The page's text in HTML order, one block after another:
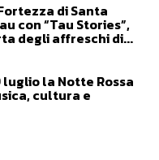
di Santa
con “Tau Stories”,
degli affreschi di...
luglio la Notte Rossa
cultura e